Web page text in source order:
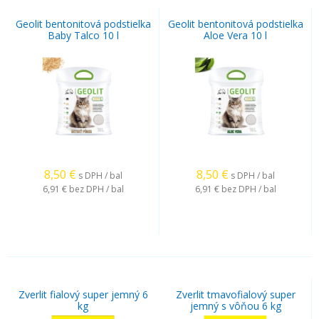
Geolit bentonitová podstielka
Baby Talco 10 l
8,50 € s DPH / bal
6,91 € bez DPH / bal
Geolit bentonitová podstielka
Aloe Vera 10 l
8,50 € s DPH / bal
6,91 € bez DPH / bal
Zverlit fialový super jemný 6
kg
Zverlit tmavofialový super
jemný s vôňou 6 kg